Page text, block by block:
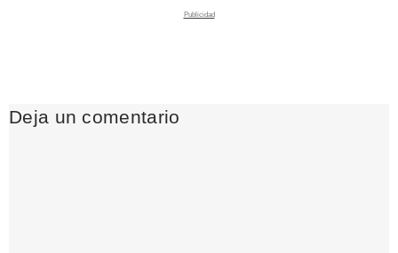
Deja un comentario